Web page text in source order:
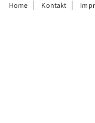
Home Kontakt